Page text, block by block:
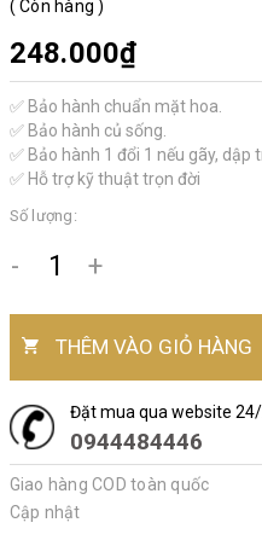
( Còn hàng)
248.000₫
✅ Bảo hành chuẩn mặt hoa.
✅ Bảo hành củ sống.
✅ Bảo hành 1 đổi 1 nếu gãy, dập
✅ Hỗ trợ kỹ thuật trọn đời
Số lượng:
- +
THÊM VÀO GIỎ HÀNG
Đặt mua qua website
0944484446
Giao hàng COD toàn quốc
Cập nhật